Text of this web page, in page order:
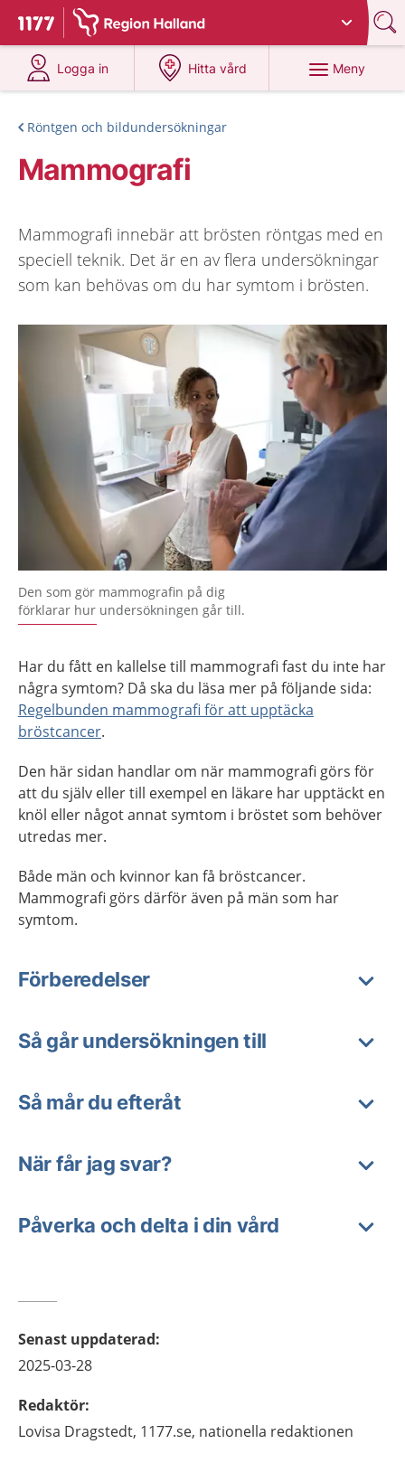
Till startsidan för 1177
Du har valt region Halland
Logga in
på 1177.se
Hitta vård
på 1177.se
Meny
Röntgen och bildundersökningar
Mammografi
Mammografi innebär att brösten röntgas med en
speciell teknik. Det är en av flera undersökningar
som kan behövas om du har symtom i brösten.
Den som gör mammografin på dig
förklarar hur undersökningen går till.
Har du fått en kallelse till mammografi fast du inte har
några symtom? Då ska du läsa mer på följande sida:
Regelbunden mammografi för att upptäcka
bröstcancer.
Den här sidan handlar om när mammografi görs för
att du själv eller till exempel en läkare har upptäckt en
knöl eller något annat symtom i bröstet som behöver
utredas mer.
Både män och kvinnor kan få bröstcancer.
Mammografi görs därför även på män som har
symtom.
Förberedelser
Så går undersökningen till
Så mår du efteråt
När får jag svar?
Påverka och delta i din vård
Senast uppdaterad:
2025-03-28
Redaktör:
Lovisa Dragstedt, 1177.se, nationella redaktionen